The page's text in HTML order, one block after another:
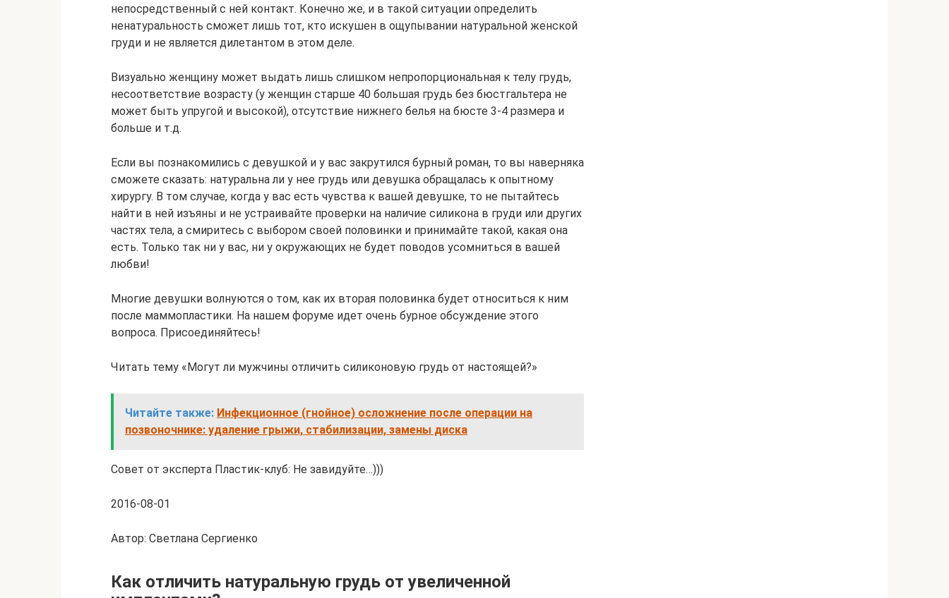
непосредственный с ней контакт. Конечно же, и в такой ситуации определить
ненатуральность сможет лишь тот, кто искушен в ощупывании натуральной женской
груди и не является дилетантом в этом деле.
Визуально женщину может выдать лишь слишком непропорциональная к телу грудь,
несоответствие возрасту (у женщин старше 40 большая грудь без бюстгальтера не
может быть упругой и высокой), отсутствие нижнего белья на бюсте 3-4 размера и
больше и т.д.
Если вы познакомились с девушкой и у вас закрутился бурный роман, то вы наверняка
сможете сказать: натуральна ли у нее грудь или девушка обращалась к опытному
хирургу. В том случае, когда у вас есть чувства к вашей девушке, то не пытайтесь
найти в ней изъяны и не устраивайте проверки на наличие силикона в груди или других
частях тела, а смиритесь с выбором своей половинки и принимайте такой, какая она
есть. Только так ни у вас, ни у окружающих не будет поводов усомниться в вашей
любви!
Многие девушки волнуются о том, как их вторая половинка будет относиться к ним
после маммопластики. На нашем форуме идет очень бурное обсуждение этого
вопроса. Присоединяйтесь!
Читать тему «Могут ли мужчины отличить силиконовую грудь от настоящей?»
Читайте также: Инфекционное (гнойное) осложнение после операции на
позвоночнике: удаление грыжи, стабилизации, замены диска
Совет от эксперта Пластик-клуб: Не завидуйте…)))
2016-08-01
Автор: Светлана Сергиенко
Как отличить натуральную грудь от увеличенной